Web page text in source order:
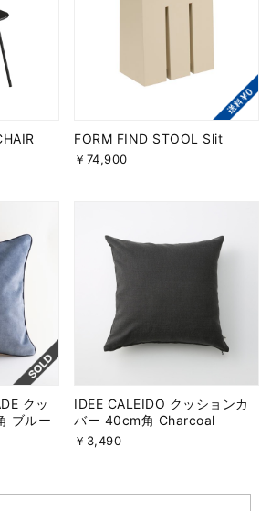
FORM FIND STOOL Slit
￥74,900
クッ
ブルー
IDEE CALEIDO クッションカ
バー 40cm角 Charcoal
￥3,490